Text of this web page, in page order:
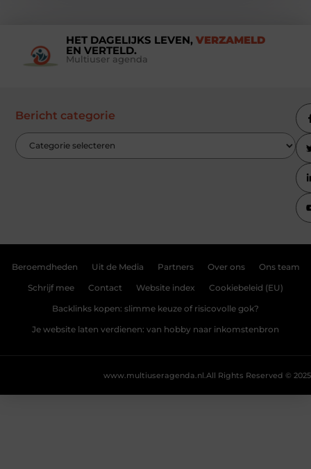
HET DAGELIJKS LEVEN, VERZAMELD
EN VERTELD.
Multiuser agenda
Bericht categorie
Beroemdheden Uit de Media Partners Over ons Ons team
Schrijf mee Contact Website index Cookiebeleid (EU)
Backlinks kopen: slimme keuze of risicovolle gok?
Je website laten verdienen: van hobby naar inkomstenbron
All Rights Reserved © 2025
www.multiuseragenda.nl.